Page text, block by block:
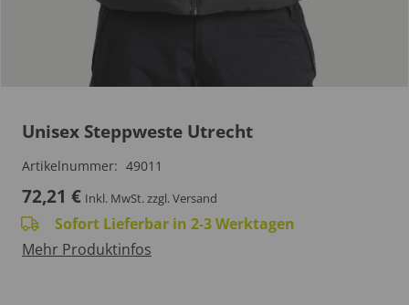
Unisex Steppweste Utrecht
Artikelnummer: 49011
72,21 € Inkl. MwSt.zzgl. Versand
Sofort Lieferbar in 2-3 Werktagen
Mehr Produktinfos